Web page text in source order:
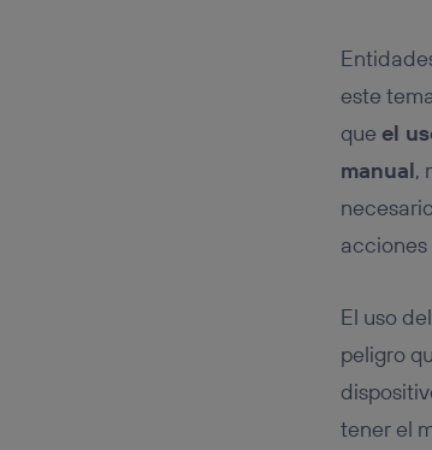
este
que el
manual,
El uso
peligro
tener el